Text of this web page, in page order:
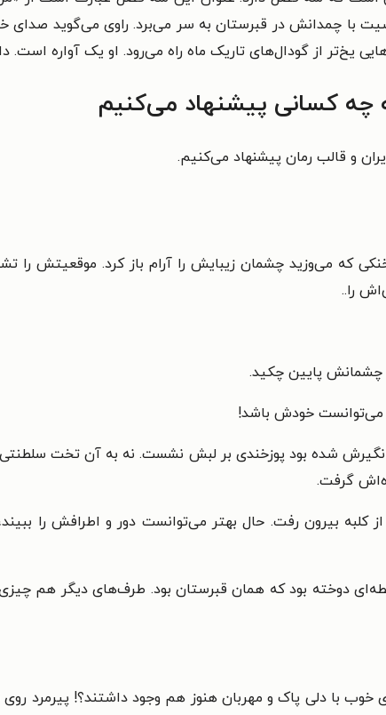
با چمدانش در قبرستان به سر می‌برد. راوی می‌گوید
یخ‌تر از گودال‌های تاریک ماه راه می‌رود. او یک آواره است.
چه کسانی پیشنهاد می‌کنیم
و قالب رمان پیشنهاد می‌کنیم.
که می‌وزید چشمان زیبایش را آرام باز کرد. موقعیتش را
را..
چشمانش پایین چکید.
می‌توانست خودش باشد!
شده بود پوزخندی بر لبش نشست. نه به آن تخت
گرفت.
بیرون رفت. حال بهتر می‌توانست دور و اطرافش را
دوخته بود که همان قبرستان بود. طرف‌های دیگر هم
با دلی پاک و مهربان هنوز هم وجود داشتند؟! پیرمرد